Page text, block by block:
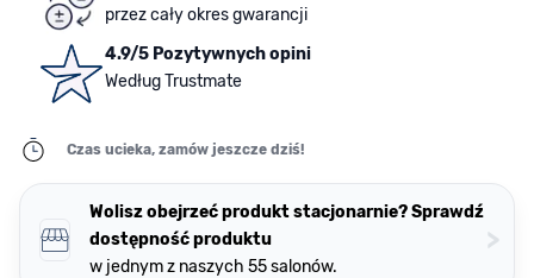
przez cały okres gwarancji
4.9/5 Pozytywnych opini
Według Trustmate
Czas ucieka, zamów jeszcze dziś!
Wolisz obejrzeć produkt stacjonarnie? Sprawdź
dostępność produktu
w jednym z naszych 55 salonów.
>